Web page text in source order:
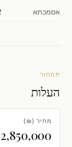
אסמכתא
תמחור
העלות
מחיר (₪)